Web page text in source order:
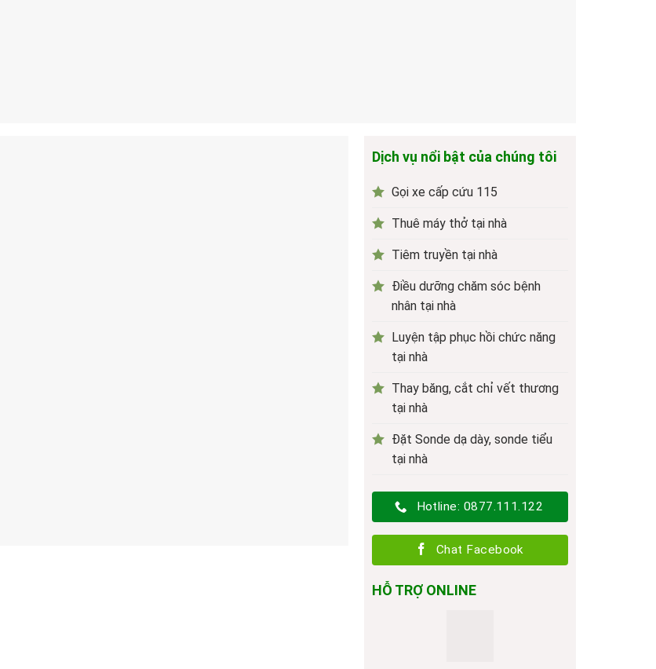
Dịch vụ nổi bật của chúng tôi
Gọi xe cấp cứu 115
Thuê máy thở tại nhà
Tiêm truyền tại nhà
Điều dưỡng chăm sóc bệnh
nhân tại nhà
Luyện tập phục hồi chức năng
tại nhà
Thay băng, cắt chỉ vết thương
tại nhà
Đặt Sonde dạ dày, sonde tiểu
tại nhà
Hotline: 0877.111.122
Chat Facebook
HỖ TRỢ ONLINE